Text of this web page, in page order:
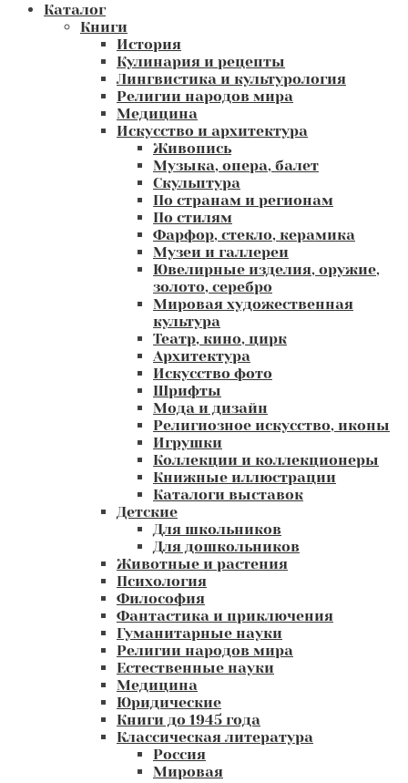
Каталог
Книги
История
Кулинария и рецепты
Лингвистика и культурология
Религии народов мира
Медицина
Искусство и архитектура
Живопись
Музыка, опера, балет
Скульптура
По странам и регионам
По стилям
Фарфор, стекло, керамика
Музеи и галлереи
Ювелирные изделия, оружие,
золото, серебро
Мировая художественная
культура
Театр, кино, цирк
Архитектура
Искусство фото
Шрифты
Мода и дизайн
Религиозное искусство, иконы
Игрушки
Коллекции и коллекционеры
Книжные иллюстрации
Каталоги выставок
Детские
Для школьников
Для дошкольников
Животные и растения
Психология
Философия
Фантастика и приключения
Гуманитарные науки
Религии народов мира
Естественные науки
Медицина
Юридические
Книги до 1945 года
Классическая литература
Россия
Мировая